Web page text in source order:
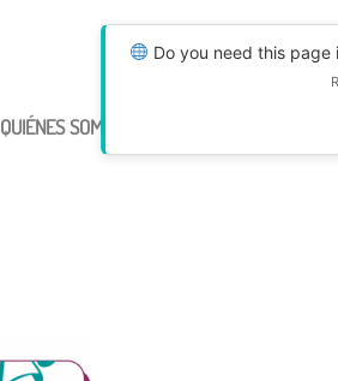
Do you need this page
QUIÉNES SOMOS